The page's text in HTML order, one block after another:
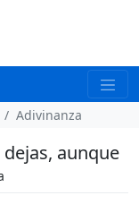
Adivinanza
aunque